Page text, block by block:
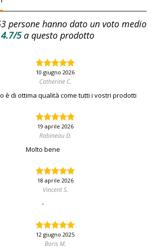
persone hanno dato un voto medio
4.7/5a questo prodotto
10 giugno 2026
Catherine C.
è di ottima qualità come tutti i vostri prodotti
19 aprile 2026
Rabineau D.
Molto bene
18 aprile 2026
Vincent S.
-
12 giugno 2025
Boris M.